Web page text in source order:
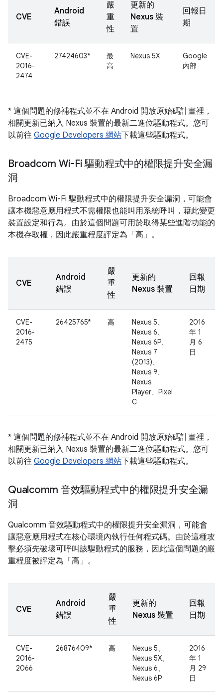
CVE
Android
錯誤
嚴
重
性
更新的
Nexus 裝
置
回報日
期
CVE-
2016-
2474
27424603*
最
高
Nexus 5X
Google
內部
* 這個問題的修補程式並不在 Android 開放原始碼計畫裡，
相關更新已納入 Nexus 裝置的最新二進位驅動程式。您可
以前往 Google Developers 網站下載這些驅動程式。
Broadcom Wi-Fi 驅動程式中的權限提升安全漏
洞
Broadcom Wi-Fi 驅動程式中的權限提升安全漏洞，可能會
讓本機惡意應用程式不需權限也能叫用系統呼叫，藉此變更
裝置設定和行為。由於這個問題可用於取得某些進階功能的
本機存取權，因此嚴重程度評定為「高」。
CVE
Android
錯誤
嚴
重
性
更新的
Nexus 裝置
回報
日期
CVE-
2016-
2475
26425765* 高
Nexus 5、
Nexus 6、
Nexus 6P、
Nexus 7
(2013)、
Nexus 9、
Nexus
Player、Pixel
C
2016
年 1
月 6
日
* 這個問題的修補程式並不在 Android 開放原始碼計畫裡，
相關更新已納入 Nexus 裝置的最新二進位驅動程式。您可
以前往 Google Developers 網站下載這些驅動程式。
Qualcomm 音效驅動程式中的權限提升安全漏
洞
Qualcomm 音效驅動程式中的權限提升安全漏洞，可能會
讓惡意應用程式在核心環境內執行任何程式碼。由於這種攻
擊必須先破壞可呼叫該驅動程式的服務，因此這個問題的嚴
重程度被評定為「高」。
CVE
Android
錯誤
嚴
重
性
更新的
Nexus 裝置
回報
日期
CVE-
2016-
2066
26876409* 高
Nexus 5、
Nexus 5X、
Nexus 6、
Nexus 6P
2016
年 1
月 29
日